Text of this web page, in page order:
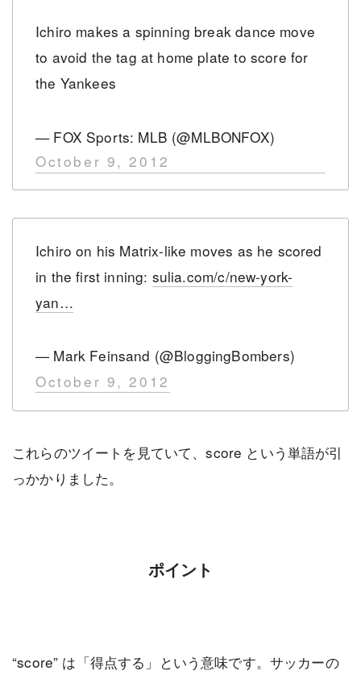
Ichiro makes a spinning break dance move
to avoid the tag at home plate to score for
the Yankees
— FOX Sports: MLB (@MLBONFOX)
October 9, 2012
Ichiro on his Matrix-like moves as he scored
in the first inning: sulia.com/c/new-york-
yan…
— Mark Feinsand (@BloggingBombers)
October 9, 2012
これらのツイートを見ていて、score という単語が引
っかかりました。
ポイント
“score” は「得点する」という意味です。サッカーの